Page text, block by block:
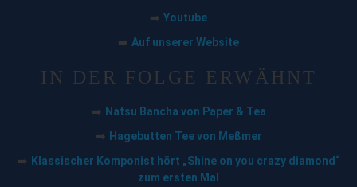
➡️ Youtube
➡️ Auf unserer Website
IN DER FOLGE ERWÄHNT
➡️ Natsu Bancha von Paper & Tea
➡️ Hagebutten Tee von Meßmer
➡️ Klassischer Komponist hört „Shine on you crazy diamond“
zum ersten Mal